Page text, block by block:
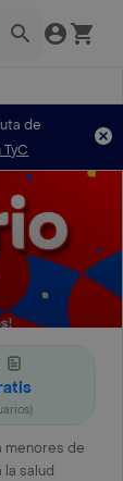
de
menores de
salud